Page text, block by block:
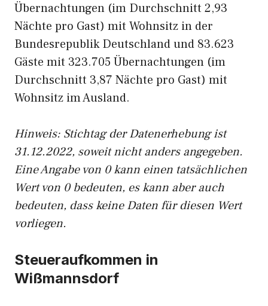
Übernachtungen (im Durchschnitt 2,93
Nächte pro Gast) mit Wohnsitz in der
Bundesrepublik Deutschland und 83.623
Gäste mit 323.705 Übernachtungen (im
Durchschnitt 3,87 Nächte pro Gast) mit
Wohnsitz im Ausland.
Hinweis: Stichtag der Datenerhebung ist
31.12.2022, soweit nicht anders angegeben.
Eine Angabe von 0 kann einen tatsächlichen
Wert von 0 bedeuten, es kann aber auch
bedeuten, dass keine Daten für diesen Wert
vorliegen.
Steueraufkommen in
Wißmannsdorf